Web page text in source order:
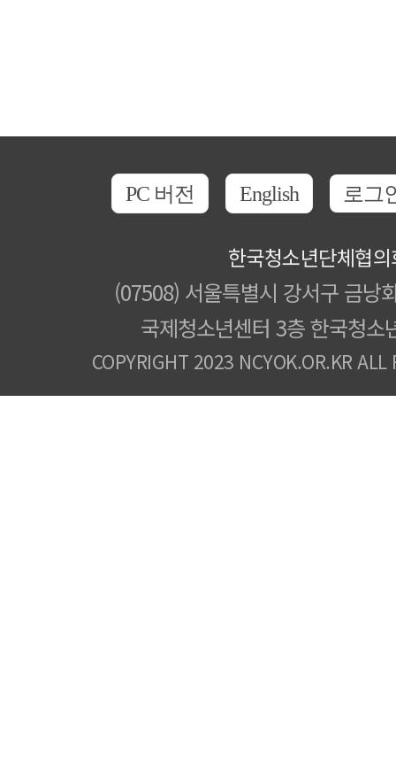
PC 버전 English 로그
한국청소년단체협
(07508) 서울특별시 강서구 금낭
국제청소년센터 3층 한국청소
COPYRIGHT 2023 NCYOK.OR.KR ALL